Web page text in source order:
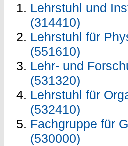
Lehrstuhl und
(314410)
Lehrstuhl für
(551610)
Lehr- und
(531320)
Lehrstuhl für
(532410)
Fachgruppe für
(530000)